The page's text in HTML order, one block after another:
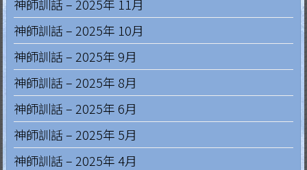
o
n
g
R
e
g
神師訓話 – 2025年 11月
神師訓話 – 2025年 10月
神師訓話 – 2025年 9月
神師訓話 – 2025年 8月
神師訓話 – 2025年 6月
神師訓話 – 2025年 5月
神師訓話 – 2025年 4月